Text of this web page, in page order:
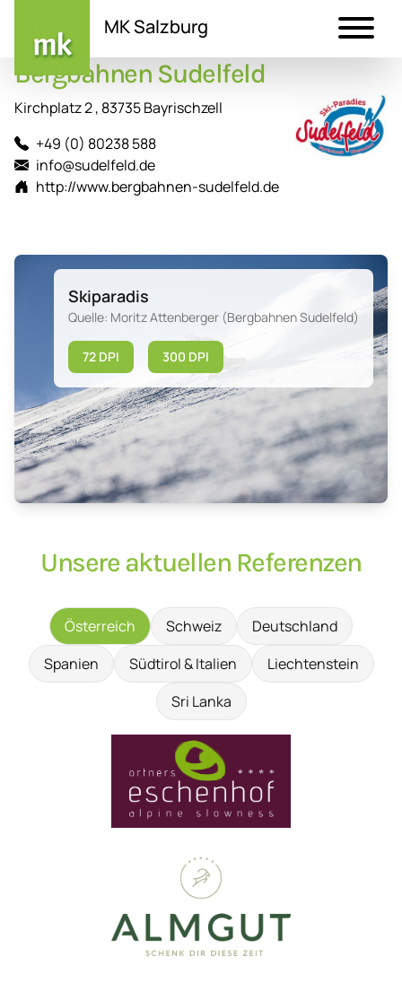
Inhalt
MK Salzburg
Bergbahnen Sudelfeld
Kirchplatz 2 , 83735 Bayrischzell
+49 (0) 80238 588
info@sudelfeld.de
http://www.bergbahnen-sudelfeld.de
Skiparadis
Quelle: Moritz Attenberger (Bergbahnen Sudelfeld)
72 DPI 300 DPI
Unsere aktuellen Referenzen
Österreich Schweiz
Deutschland
Spanien
Südtirol & Italien
Liechtenstein
Sri Lanka